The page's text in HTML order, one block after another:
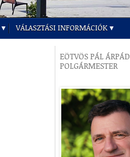
VÁLASZTÁSI INFORMÁCIÓK
EÖTVÖS PÁL ÁRPÁD
POLGÁRMESTER